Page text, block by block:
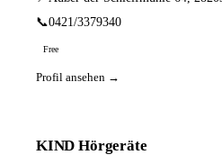
📞0421/3379340
Free
Profil ansehen →
KIND Hörgeräte